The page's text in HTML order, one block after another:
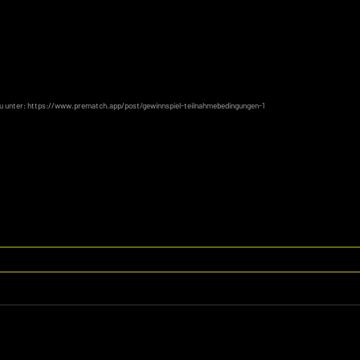
unter: https://www.prematch.app/post/gewinnspiel-teilnahmebedingungen-1